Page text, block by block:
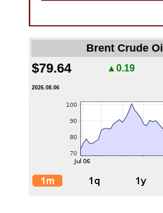
Brent Crude Oil
$79.64 ▲0.19
2026.08.06